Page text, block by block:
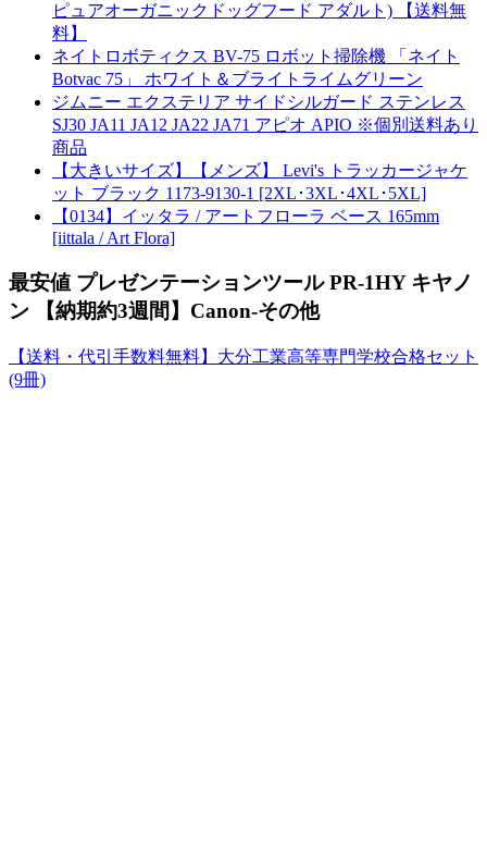
ピュアオーガニックドッグフード アダルト) 【送料無
料】
ネイトロボティクス BV-75 ロボット掃除機 「ネイト
Botvac 75」 ホワイト＆ブライトライムグリーン
ジムニー エクステリア サイドシルガード ステンレス
SJ30 JA11 JA12 JA22 JA71 アピオ APIO ※個別送料あり
商品
【大きいサイズ】【メンズ】 Levi's トラッカージャケ
ット ブラック 1173-9130-1 [2XL･3XL･4XL･5XL]
【0134】イッタラ / アートフローラ ベース 165mm
[iittala / Art Flora]
最安値 プレゼンテーションツール PR-1HY キヤノ
ン 【納期約3週間】Canon-その他
【送料・代引手数料無料】大分工業高等専門学校合格セット
(9冊)